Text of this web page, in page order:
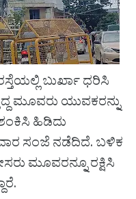
ಬುರ್ಖಾ ಧರಿಸಿ
ಮೂವರು ಯುವಕರನ್ನು
ಹಿಡಿದು
ಸಂಜೆ ನಡೆದಿದೆ. ಬಳಿಕ
ಮೂವರನ್ನೂ ರಕ್ಷಿಸಿ